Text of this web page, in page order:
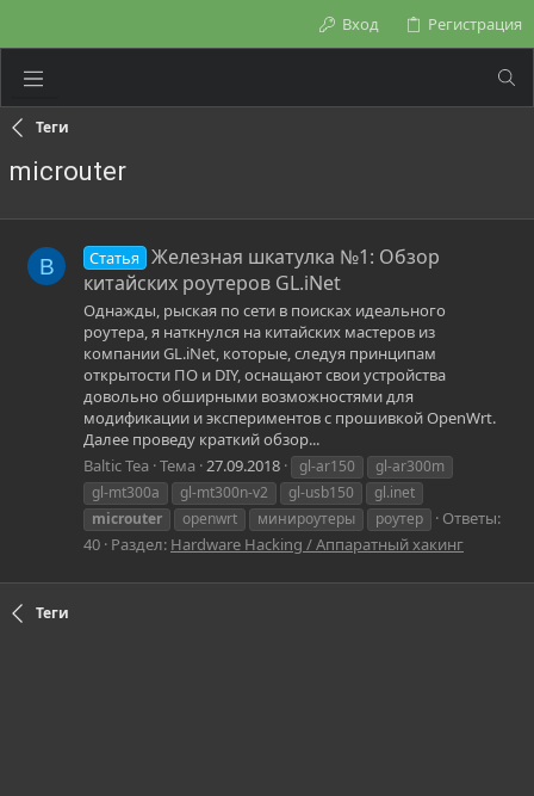
Вход Регистрация
Теги
microuter
B Статья
Железная шкатулка №1: Обзор
китайских роутеров GL.iNet
Однажды, рыская по cети в поисках идеального
роутера, я наткнулся на китайских мастеров из
компании GL.iNet, которые, следуя принципам
открытости ПО и DIY, оснащают свои устройства
довольно обширными возможностями для
модификации и экспериментов с прошивкой OpenWrt.
Далее проведу краткий обзор...
Baltic Tea Тема 27.09.2018 gl-ar150
gl-ar300m
gl-mt300a
gl-mt300n-v2 gl-usb150
gl.inet
microuter
openwrt минироутеры роутер
Ответы:
40 Раздел: Hardware Hacking / Аппаратный хакинг
Теги